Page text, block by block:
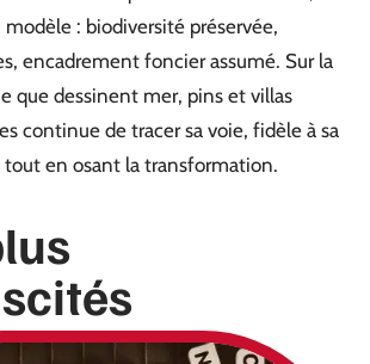
: biodiversité préservée,
encadrement foncier assumé. Sur la
que dessinent mer, pins et villas
continue de tracer sa voie, fidèle à sa
tout en osant la transformation.